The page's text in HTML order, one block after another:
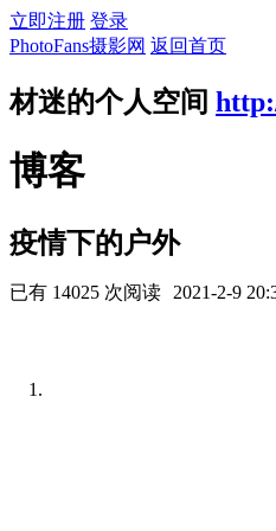
立即注册 登录
PhotoFans摄影网 返回首页
材迷的个人空间
博客
疫情下的户外
已有 14025 次阅读 2021-2-9
1.